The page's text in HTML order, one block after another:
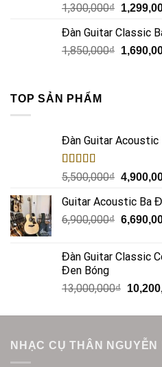
1,300,000₫
Đàn Guitar Classic
1,850,000₫
TOP SẢN PHẨM
Đàn Guitar Acoustic
Rated5.00
out of 5
5,500,000₫
Guitar Acoustic Ba
6,900,000₫
Đàn Guitar Classic
Đen Bóng
13,000,000₫
NHẠC CỤ THÂN NGUYỄN